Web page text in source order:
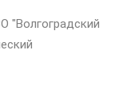
"Волгоградский